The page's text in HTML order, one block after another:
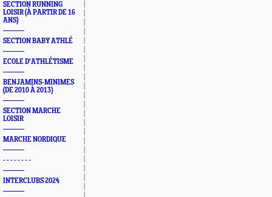
SECTION RUNNING
LOISIR (À PARTIR DE 16
ANS)
SECTION BABY ATHLÉ
ECOLE D'ATHLÉTISME
BENJAMINS-MINIMES
(DE 2010 À 2013)
SECTION MARCHE
LOISIR
MARCHE NORDIQUE
- - - - - - - -
INTERCLUBS 2024